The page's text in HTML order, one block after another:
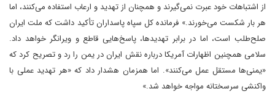
از اشتباهات خود عبرت نمی‌گیرند و همچنان از تهدید و ارعاب استفاده می‌کنند، اما
هر بار شکست می‌خورند.» فرمانده کل سپاه پاسداران تأکید داشت که ملت ایران
صلح‌طلب است، اما در برابر تهدیدها، پاسخ‌هایی قاطع و ویرانگر خواهد داد.
سلامی همچنین اظهارات آمریکا درباره نقش ایران در یمن را رد و تصریح کرد که
«یمنی‌ها مستقل عمل می‌کنند». اما همزمان هشدار داد که «هر تهدید عملی با
واکنشی سرسختانه مواجه خواهد شد.»